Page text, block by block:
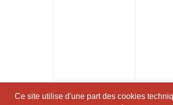
Ce site utilise d'une part des cookies
Ce site utilise d'une part des cookies